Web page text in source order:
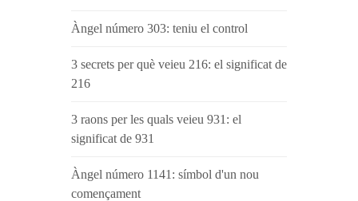
Àngel número 303: teniu el control
3 secrets per què veieu 216: el significat de
216
3 raons per les quals veieu 931: el
significat de 931
Àngel número 1141: símbol d'un nou
començament